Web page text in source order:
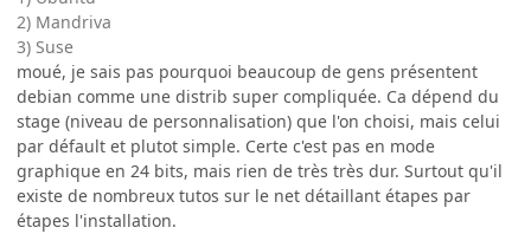
2) Mandriva
3) Suse
moué, je sais pas pourquoi beaucoup de gens présentent
debian comme une distrib super compliquée. Ca dépend du
stage (niveau de personnalisation) que l'on choisi, mais celui
par défault et plutot simple. Certe c'est pas en mode
graphique en 24 bits, mais rien de très très dur. Surtout qu'il
existe de nombreux tutos sur le net détaillant étapes par
étapes l'installation.